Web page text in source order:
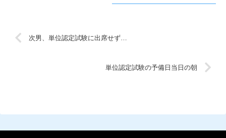
次男、単位認定試験に出席せず…
単位認定試験の予備日当日の朝